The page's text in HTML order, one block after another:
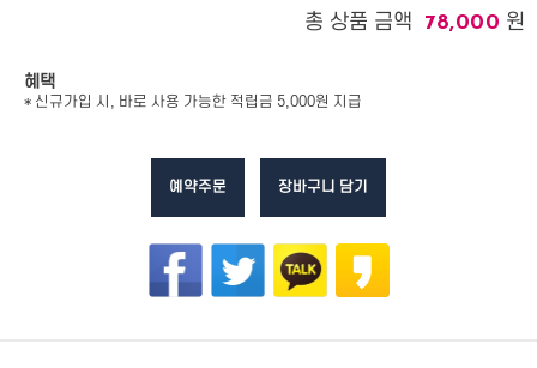
총 상품 금액 78,000 원
혜택
* 신규가입 시, 바로 사용 가능한 적립금 5,000원 지급
예약주문 장바구니 담기